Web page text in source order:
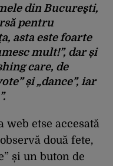
din Bucureşti,
pentru
asta este foarte
mult!”, dar și
care, de
și „dance”, iar
web etse accesată
două fete,
și un buton de